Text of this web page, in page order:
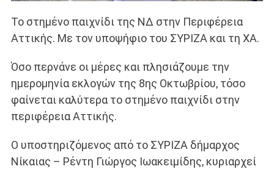
Το στημένο παιχνίδι της ΝΔ στην Περιφέρεια
Αττικής. Με τον υποψήφιο του ΣΥΡΙΖΑ και τη ΧΑ.
Όσο περνάνε οι μέρες και πλησιάζουμε την
ημερομηνία εκλογών της 8ης Οκτωβρίου, τόσο
φαίνεται καλύτερα το στημένο παιχνίδι στην
περιφέρεια Αττικής.
Ο υποστηριζόμενος από το ΣΥΡΙΖΑ δήμαρχος
Νίκαιας – Ρέντη Γιώργος Ιωακειμίδης, κυριαρχεί